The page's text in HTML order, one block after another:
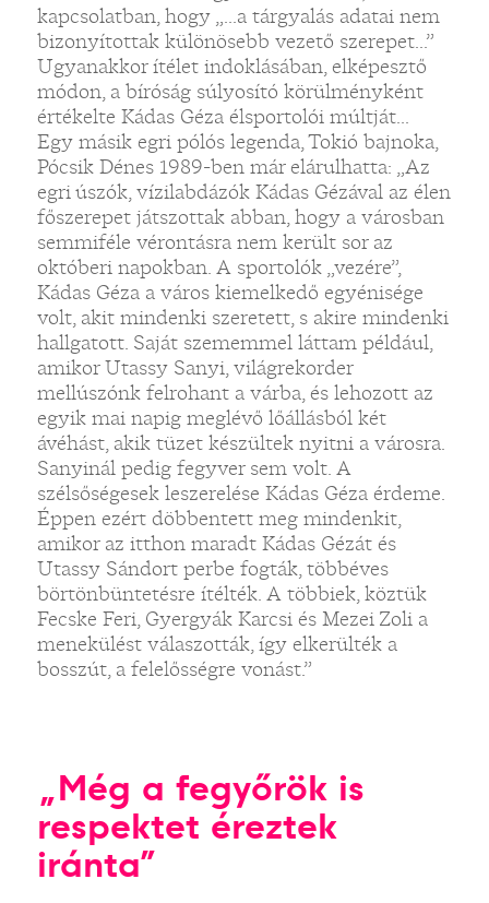
kapcsolatban, hogy „...a tárgyalás adatai nem
bizonyítottak különösebb vezető szerepet...”
Ugyanakkor ítélet indoklásában, elképesztő
módon, a bíróság súlyosító körülményként
értékelte Kádas Géza élsportolói múltját...
Egy másik egri pólós legenda, Tokió bajnoka,
Pócsik Dénes 1989-ben már elárulhatta: „Az
egri úszók, vízilabdázók Kádas Gézával az élen
főszerepet játszottak abban, hogy a városban
semmiféle vérontásra nem került sor az
októberi napokban. A sportolók „vezére”,
Kádas Géza a város kiemelkedő egyénisége
volt, akit mindenki szeretett, s akire mindenki
hallgatott. Saját szememmel láttam például,
amikor Utassy Sanyi, világrekorder
mellúszónk felrohant a várba, és lehozott az
egyik mai napig meglévő lőállásból két
ávéhást, akik tüzet készültek nyitni a városra.
Sanyinál pedig fegyver sem volt. A
szélsőségesek leszerelése Kádas Géza érdeme.
Éppen ezért döbbentett meg mindenkit,
amikor az itthon maradt Kádas Gézát és
Utassy Sándort perbe fogták, többéves
börtönbüntetésre ítélték. A többiek, köztük
Fecske Feri, Gyergyák Karcsi és Mezei Zoli a
menekülést válaszották, így elkerülték a
bosszút, a felelősségre vonást.”
„Még a fegyőrök is
respektet éreztek
iránta”